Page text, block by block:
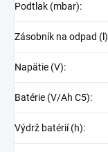
Podtlak (mbar):
Zásobník na odpad (l)
Napätie (V):
Batérie (V/Ah C5):
Výdrž batérií (h):